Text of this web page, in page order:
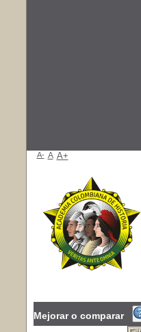
A- A A+
Mejorar o comparar